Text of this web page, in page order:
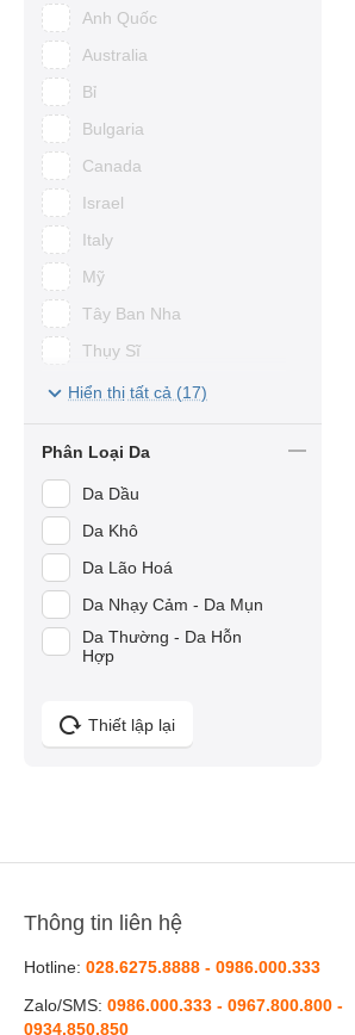
Murad
Cosmeheal Korea
Mesoestetic
Angel's Liquid
Carlmark
LANCI
Medi-Peel
Nitta Gelatin
BANOBAGI
Bergamo
Coréana
Anh Quốc
Australia
Bỉ
Bulgaria
Canada
Israel
Italy
Mỹ
Tây Ban Nha
Thụy Sĩ
Ý
Pháp
Úc
Nhật Bản
Hàn Quốc
Việt Nam
Hiển thị tất cả (17)
Phân Loại Da
Da Dầu
Da Khô
Da Lão Hoá
Da Nhạy Cảm - Da Mụn
Da Thường - Da Hỗn
Hợp
Thiết lập lại
Thông tin liên hệ
Hotline: 028.6275.8888 - 0986.000.333
Zalo/SMS: 0986.000.333 - 0967.800.800 -
0934.850.850